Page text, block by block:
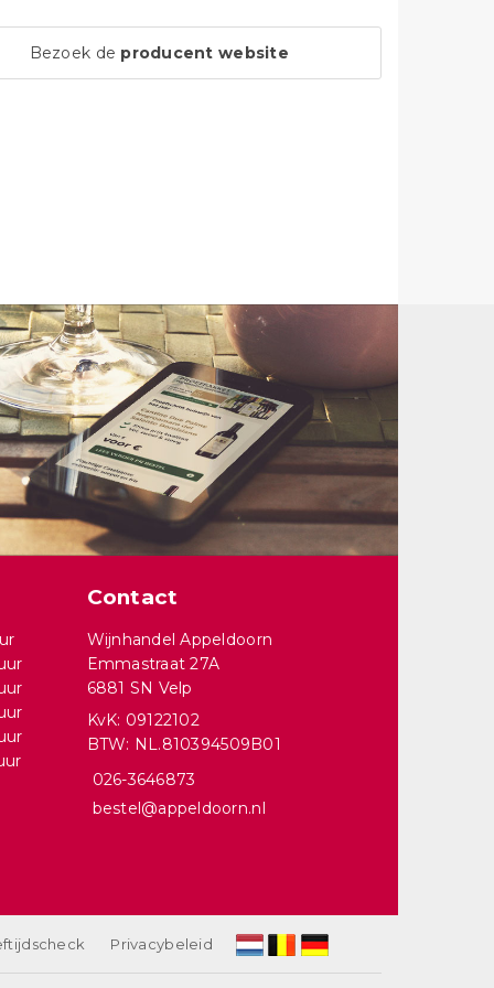
Bezoek de producent website
Contact
Wijnhandel Appeldoorn
Emmastraat 27A
6881 SN Velp
KvK: 09122102
BTW: NL.810394509B01
026-3646873
bestel@appeldoorn.nl
Privacybeleid